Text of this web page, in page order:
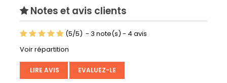
Notes et avis clients
(5/5) - 3 note(s) - 4 avis
Voir répartition
LIRE AVIS EVALUEZ-LE